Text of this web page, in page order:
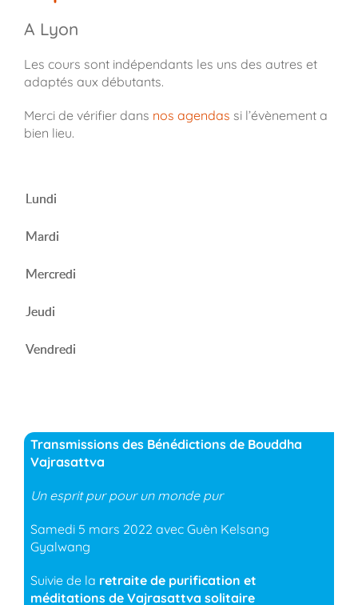
A Lyon
Les cours sont indépendants les uns des autres et
adaptés aux débutants.
Merci de vérifier dans nos agendas si l’évènement a
bien lieu.
Lundi
Mardi
Mercredi
Jeudi
Vendredi
Transmissions des Bénédictions de Bouddha
Vajrasattva
Un esprit pur pour un monde pur
Samedi 5 mars 2022 avec Guèn Kelsang
Gyalwang
Suivie de la retraite de purification et
méditations de Vajrasattva solitaire